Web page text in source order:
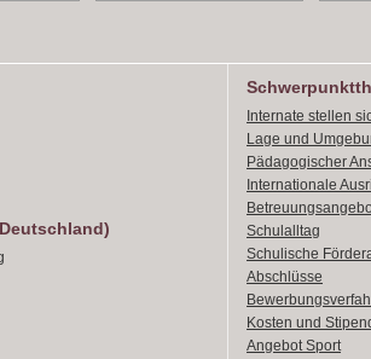
Internate stellen
Lage und
Pädagogischer
Internationale
Schulalltag
Schulische
Abschlüsse
Kosten und
Angebot Sport